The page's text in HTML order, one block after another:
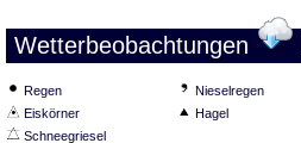
Wetterbeobachtungen
Regen Nieselregen
Eiskörner
Hagel
Schneegriesel